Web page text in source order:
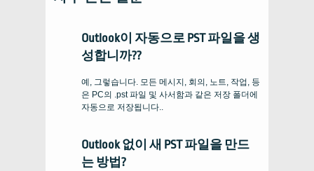
Outlook이 자동으로 PST 파일을 생
성합니까??
예, 그렇습니다. 모든 메시지, 회의, 노트, 작업, 등
은 PC의 .pst 파일 및 사서함과 같은 저장 폴더에
자동으로 저장됩니다..
Outlook 없이 새 PST 파일을 만드
는 방법?